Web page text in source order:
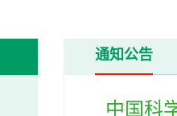
通知公告
中国科